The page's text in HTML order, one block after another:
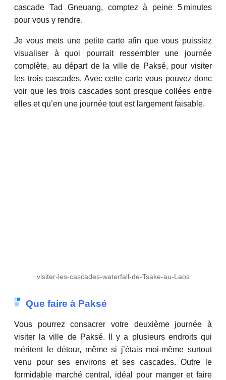
cascade Tad Gneuang, comptez à peine 5 minutes
pour vous y rendre.
Je vous mets une petite carte afin que vous puissiez
visualiser à quoi pourrait ressembler une journée
complète, au départ de la ville de Paksé, pour visiter
les trois cascades. Avec cette carte vous pouvez donc
voir que les trois cascades sont presque collées entre
elles et qu’en une journée tout est largement faisable.
visiter-les-cascades-waterfall-de-Tsake-au-Laos
Que faire à Paksé
Vous pourrez consacrer votre deuxième journée à
visiter la ville de Paksé. Il y a plusieurs endroits qui
méritent le détour, même si j’étais moi-même surtout
venu pour ses environs et ses cascades. Outre le
formidable marché central, idéal pour manger et faire